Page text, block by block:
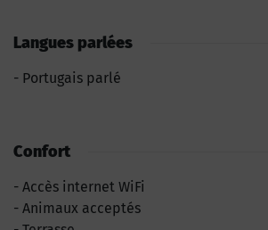
Langues parlées
Portugais parlé
Confort
Accès internet WiFi
Animaux acceptés